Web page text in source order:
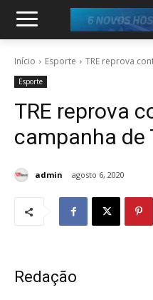
Início Esporte TRE reprova
Esporte
TRE reprova
campanha de
admin agosto 6, 2020
Redação